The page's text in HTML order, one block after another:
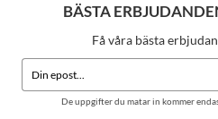
BÄSTA
Få våra bästa
De uppgifter du matar in kommer